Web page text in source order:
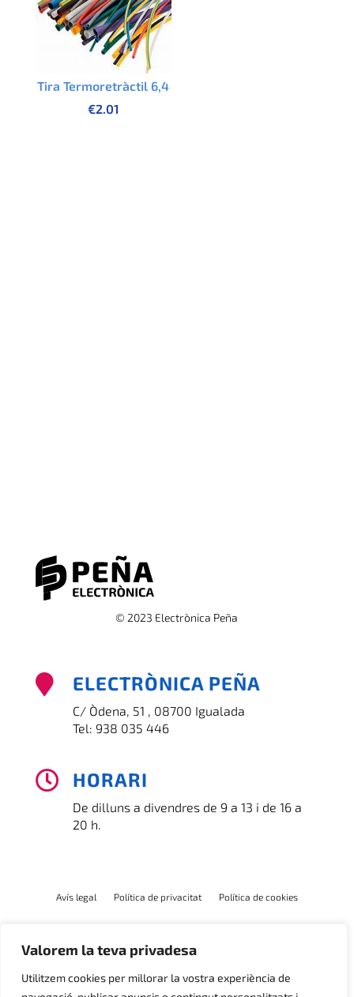
Valorem la teva privadesa
Utilitzem cookies per millorar la vostra experiència de
Tira Termoretràctil 6,4
€2.01
© 2023 Electrònica Peña
 ELECTRÒNICA PEÑA
C/ Òdena, 51 , 08700 Igualada
Tel: 938 035 446
 HORARI
De dilluns a divendres de 9 a 13 i de 16 a
20 h.
Avís legal Política de privacitat Política de cookies